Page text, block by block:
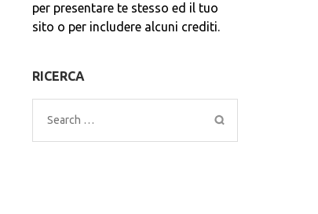
per presentare te stesso ed il tuo
sito o per includere alcuni crediti.
RICERCA
Search
for: